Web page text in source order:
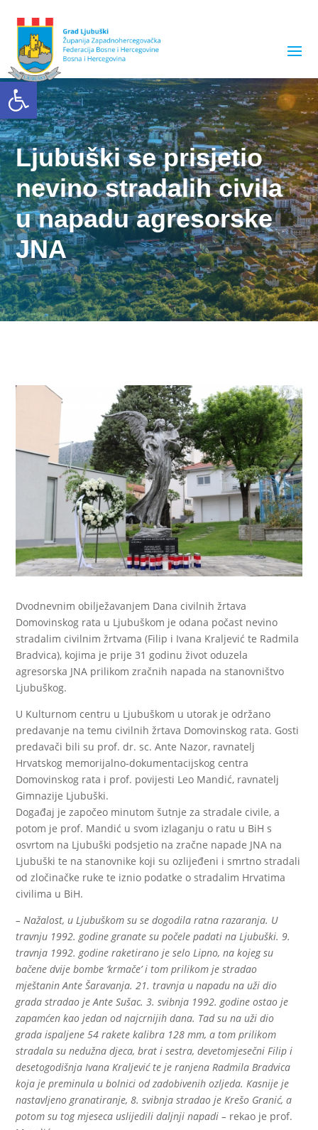
Ljubuški se prisjetio
nevino stradalih civila
u napadu agresorske
JNA
Dvodnevnim obilježavanjem Dana civilnih žrtava
Domovinskog rata u Ljubuškom je odana počast nevino
stradalim civilnim žrtvama (Filip i Ivana Kraljević te Radmila
Bradvica), kojima je prije 31 godinu život oduzela
agresorska JNA prilikom zračnih napada na stanovništvo
Ljubuškog.
U Kulturnom centru u Ljubuškom u utorak je održano
predavanje na temu civilnih žrtava Domovinskog rata. Gosti
predavači bili su prof. dr. sc. Ante Nazor, ravnatelj
Hrvatskog memorijalno-dokumentacijskog centra
Domovinskog rata i prof. povijesti Leo Mandić, ravnatelj
Gimnazije Ljubuški.
Događaj je započeo minutom šutnje za stradale civile, a
potom je prof. Mandić u svom izlaganju o ratu u BiH s
osvrtom na Ljubuški podsjetio na zračne napade JNA na
Ljubuški te na stanovnike koji su ozlijeđeni i smrtno stradali
od zločinačke ruke te iznio podatke o stradalim Hrvatima
civilima u BiH.
– Nažalost, u Ljubuškom su se dogodila ratna razaranja. U
travnju 1992. godine granate su počele padati na Ljubuški. 9.
travnja 1992. godine raketirano je selo Lipno, na kojeg su
bačene dvije bombe ‘krmače’ i tom prilikom je stradao
mještanin Ante Šaravanja. 21. travnja u napadu na uži dio
grada stradao je Ante Sušac. 3. svibnja 1992. godine ostao je
zapamćen kao jedan od najcrnijih dana. Tad su na uži dio
grada ispaljene 54 rakete kalibra 128 mm, a tom prilikom
stradala su nedužna djeca, brat i sestra, devetomjesečni Filip i
desetogodišnja Ivana Kraljević te je ranjena Radmila Bradvica
koja je preminula u bolnici od zadobivenih ozljeda. Kasnije je
nastavljeno granatiranje, 8. svibnja stradao je Krešo Granić, a
potom su tog mjeseca uslijedili daljnji napadi – rekao je prof.
Open toolbar